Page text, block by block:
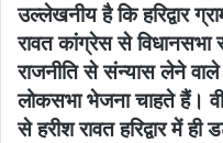
उल्लेखनीय है कि हरिद्वार
रावत कांग्रेस से
राजनीति से संन्यास लेने
लोकसभा भेजना चाहते हैं।
से हरीश रावत हरिद्वार में